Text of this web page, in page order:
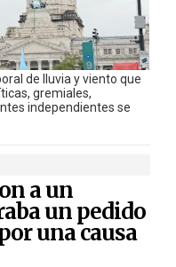
de lluvia y viento que
gremiales,
independientes se
a un
un pedido
una causa